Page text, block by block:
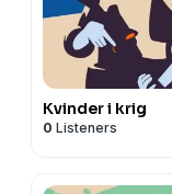
Kvinder i krig
0 Listeners